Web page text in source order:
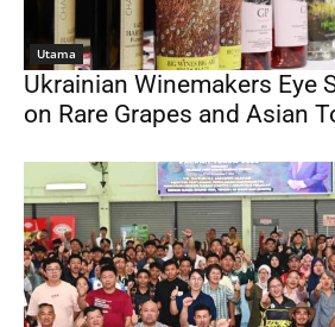
Utama
Ukrainian Winemakers Eye
on Rare Grapes and Asian